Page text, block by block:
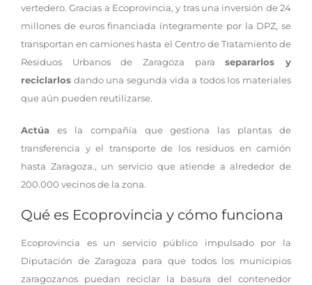
vertedero. Gracias a Ecoprovincia, y tras una inversión de 24
millones de euros financiada íntegramente por la DPZ, se
transportan en camiones hasta el Centro de Tratamiento de
Residuos Urbanos de Zaragoza parasepararlos y
reciclarlos dando una segunda vida a todos los materiales
que aún pueden reutilizarse.
Actúa es la compañía que gestiona las plantas de
transferencia y el transporte de los residuos en camión
hasta Zaragoza., un servicio que atiende a alrededor de
200.000 vecinos de la zona.
Qué es Ecoprovincia y cómo funciona
Ecoprovincia es un servicio público impulsado por la
Diputación de Zaragoza para que todos los municipios
zaragozanos puedan reciclar la basura del contenedor